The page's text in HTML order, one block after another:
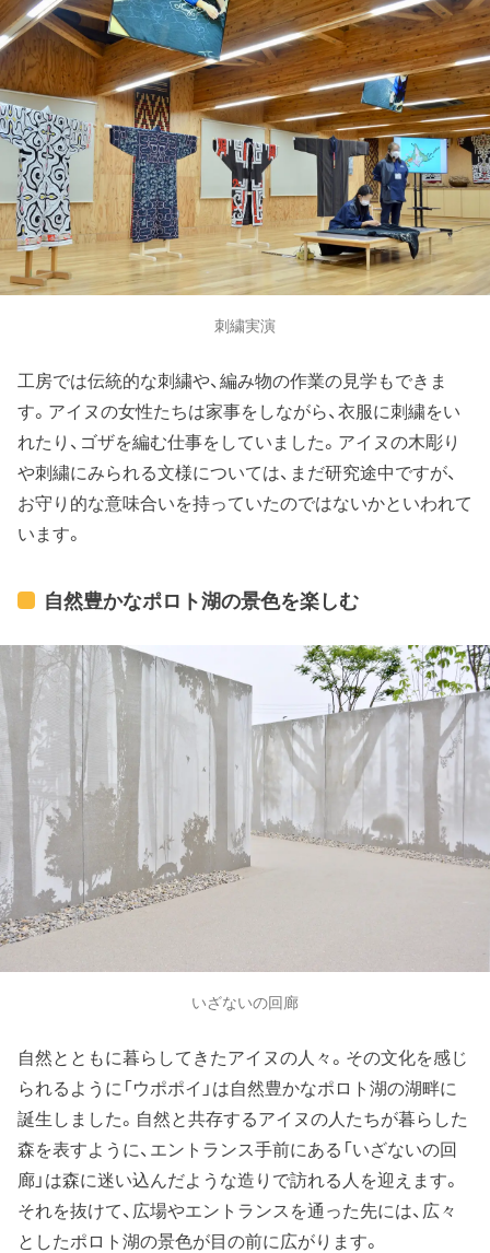
刺繍実演
工房では伝統的な刺繍や、編み物の作業の見学もできま
す。アイヌの女性たちは家事をしながら、衣服に刺繍をい
れたり、ゴザを編む仕事をしていました。アイヌの木彫り
や刺繍にみられる文様については、まだ研究途中ですが、
お守り的な意味合いを持っていたのではないかといわれて
います。
自然豊かなポロト湖の景色を楽しむ
いざないの回廊
自然とともに暮らしてきたアイヌの人々。その文化を感じ
られるように「ウポポイ」は自然豊かなポロト湖の湖畔に
誕生しました。自然と共存するアイヌの人たちが暮らした
森を表すように、エントランス手前にある「いざないの回
廊」は森に迷い込んだような造りで訪れる人を迎えます。
それを抜けて、広場やエントランスを通った先には、広々
としたポロト湖の景色が目の前に広がります。